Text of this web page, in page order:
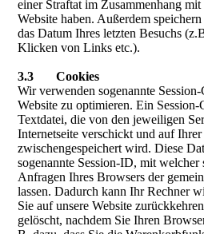
einer Straftat im Zusammenhang
Website haben. Außerdem
das Datum Ihres letzten Besuchs
Klicken von Links etc.).
3.3 Cookies
Wir verwenden sogenannte
Website zu optimieren. Ein
Textdatei, die von den jeweiligen
Internetseite verschickt und auf Ihrer
zwischengespeichert wird. Diese
sogenannte Session-ID, mit welcher
Anfragen Ihres Browsers der
lassen. Dadurch kann Ihr Rechner
Sie auf unsere Website
gelöscht, nachdem Sie Ihren